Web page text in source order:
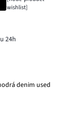
wishlist]
24h
denim used